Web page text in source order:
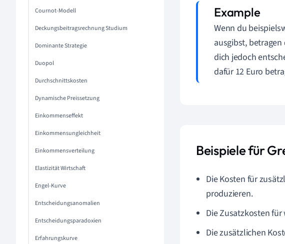
Cournot-Modell
Deckungsbeitragsrechnung Studium
Dominante Strategie
Duopol
Durchschnittskosten
Dynamische Preissetzung
Einkommenseffekt
Einkommensungleichheit
Einkommensverteilung
Elastizität Wirtschaft
Engel-Kurve
Entscheidungsanomalien
Entscheidungsparadoxien
Erfahrungskurve
Wenn du
ausgibst,
dich jedoch
dafür 12 Euro
Beispiele für
Die Kosten für
produzieren.
Die Zusatzkosten
Die zusätzlichen